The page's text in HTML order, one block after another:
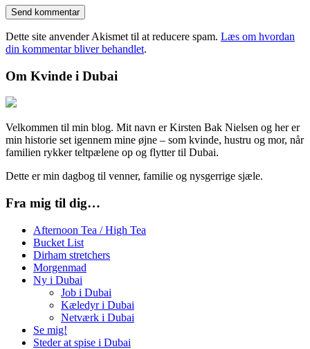
Dette site anvender Akismet til at reducere spam. Læs om hvordan
din kommentar bliver behandlet.
Om Kvinde i Dubai
Velkommen til min blog. Mit navn er Kirsten Bak Nielsen og her er
min historie set igennem mine øjne – som kvinde, hustru og mor, når
familien rykker teltpælene op og flytter til Dubai.
Dette er min dagbog til venner, familie og nysgerrige sjæle.
Fra mig til dig…
Afternoon Tea / High Tea
Bucket List
Dirham stretchers
Morgenmad
Ny i Dubai
Job i Dubai
Kæledyr i Dubai
Netværk i Dubai
Se mig!
Steder at spise i Dubai